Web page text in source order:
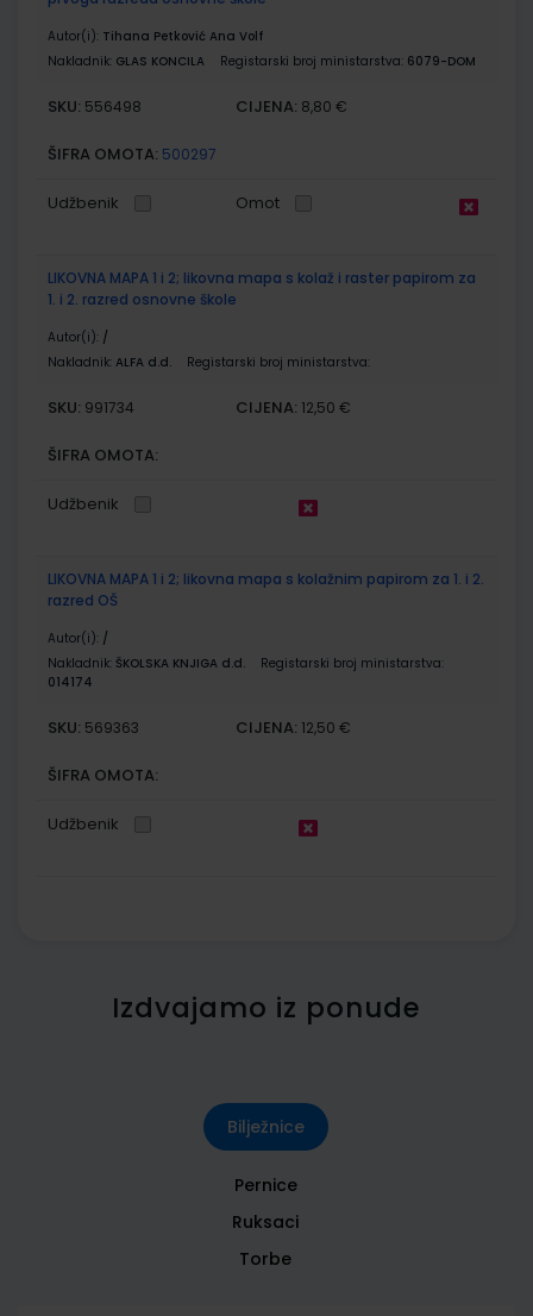
Autor(i): Tihana Petković Ana Volf
Nakladnik: GLAS KONCILA Registarski broj ministarstva: 6079-DOM
SKU: 556498 CIJENA: 8,80 €
ŠIFRA OMOTA: 500297
Udžbenik Omot
LIKOVNA MAPA 1 i 2; likovna mapa s kolaž i raster papirom za
1. i 2. razred osnovne škole
Autor(i): /
Nakladnik: ALFA d.d. Registarski broj ministarstva:
SKU: 991734 CIJENA: 12,50 €
ŠIFRA OMOTA:
Udžbenik
LIKOVNA MAPA 1 i 2; likovna mapa s kolažnim papirom za 1. i 2.
razred OŠ
Autor(i): /
Nakladnik: ŠKOLSKA KNJIGA d.d.
Registarski broj ministarstva:
014174
SKU: 569363 CIJENA: 12,50 €
ŠIFRA OMOTA:
Udžbenik
Izdvajamo iz ponude
Bilježnice
Pernice
Ruksaci
Torbe